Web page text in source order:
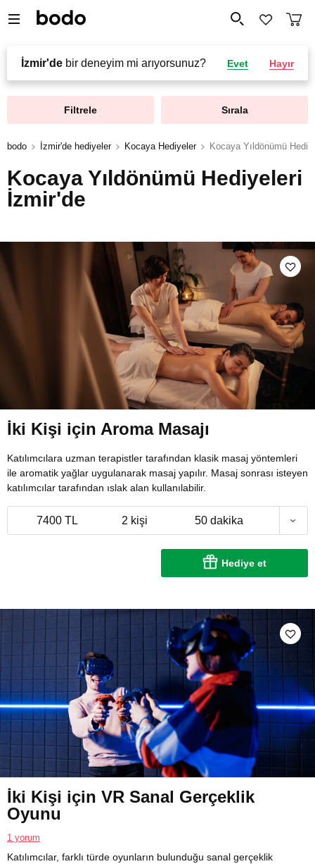
İzmir'de bir deneyim mi arıyorsunuz? Evet Hayır
Filtrele Sırala
bodo İzmir'de hediyeler Kocaya Hediyeler Kocaya Yıldönümü
Kocaya Yıldönümü Hediyeleri
İzmir'de
İki Kişi için Aroma Masajı
Katılımcılara uzman terapistler tarafından klasik masaj yöntemleri
ile aromatik yağlar uygulanarak masaj yapılır. Masaj sonrası isteyen
katılımcılar tarafından ıslak alan kullanılabilir.
7400 TL 2 kişi 50 dakika
Hediye et
İki Kişi için VR Sanal Gerçeklik
Oyunu
1 yorum
Katılımcılar, farklı türde oyunların bulunduğu sanal gerçeklik